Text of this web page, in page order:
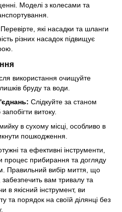
Моделі з колесами та
Перевірте, які насадки та шланги
різних насадок підвищує
використання очищуйте
бруду та води.
Слідкуйте за станом
витоку.
в сухому місці, особливо в
пошкодження.
та ефективні інструменти,
процес прибирання та догляду
Правильний вибір миття, що
вам тривалу та
в якісний інструмент, ви
та порядок на своїй ділянці без